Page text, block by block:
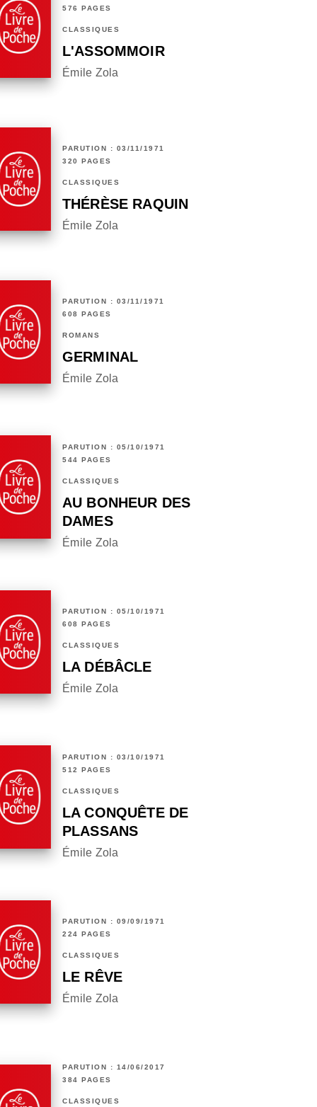
576 PAGES
CLASSIQUES
L'ASSOMMOIR
Émile Zola
PARUTION : 03/11/1971
320 PAGES
CLASSIQUES
THÉRÈSE RAQUIN
Émile Zola
PARUTION : 03/11/1971
608 PAGES
ROMANS
GERMINAL
Émile Zola
PARUTION : 05/10/1971
544 PAGES
CLASSIQUES
AU BONHEUR DES
DAMES
Émile Zola
PARUTION : 05/10/1971
608 PAGES
CLASSIQUES
LA DÉBÂCLE
Émile Zola
PARUTION : 03/10/1971
512 PAGES
CLASSIQUES
LA CONQUÊTE DE
PLASSANS
Émile Zola
PARUTION : 09/09/1971
224 PAGES
CLASSIQUES
LE RÊVE
Émile Zola
PARUTION : 14/06/2017
384 PAGES
CLASSIQUES